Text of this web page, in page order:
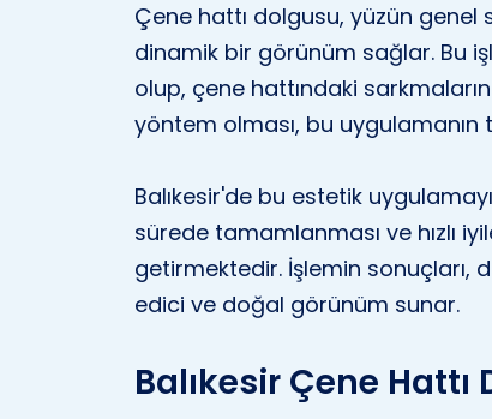
Çene hattı dolgusu, yüzün
dinamik bir görünüm sağlar. Bu
olup, çene hattındaki
yöntem olması, bu
Balıkesir'de bu estetik
sürede tamamlanması ve hızlı
getirmektedir. İşlemin sonuçları,
edici ve doğal görünüm sunar.
Balıkesir Çene